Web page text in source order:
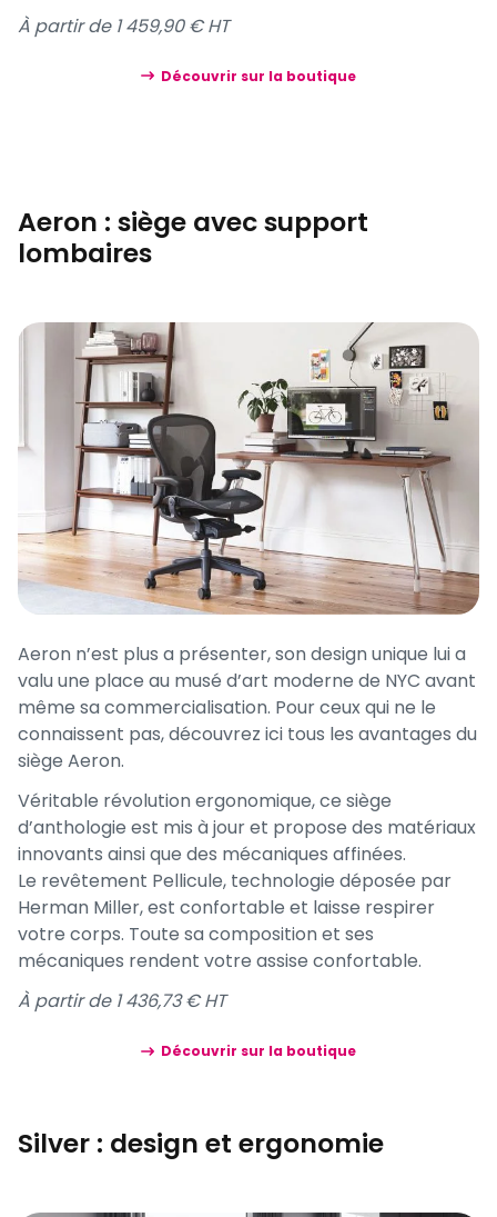
À partir de 1 459,90 € HT
Découvrir sur la boutique
Aeron : siège avec support
lombaires
Aeron n’est plus a présenter, son design unique lui a
valu une place au musé d’art moderne de NYC avant
même sa commercialisation. Pour ceux qui ne le
connaissent pas, découvrez ici tous les avantages du
siège Aeron.
Véritable révolution ergonomique, ce siège
d’anthologie est mis à jour et propose des matériaux
innovants ainsi que des mécaniques affinées.
Le revêtement Pellicule, technologie déposée par
Herman Miller, est confortable et laisse respirer
votre corps. Toute sa composition et ses
mécaniques rendent votre assise confortable.
À partir de 1 436,73 € HT
Découvrir sur la boutique
Silver : design et ergonomie